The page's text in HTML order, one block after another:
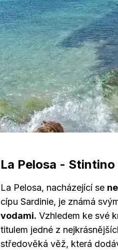
La Pelosa - Stintino
La Pelosa, nacházející se
cípu Sardinie, je známá
vodami. Vzhledem ke své
titulem jedné z
středověká věž, která